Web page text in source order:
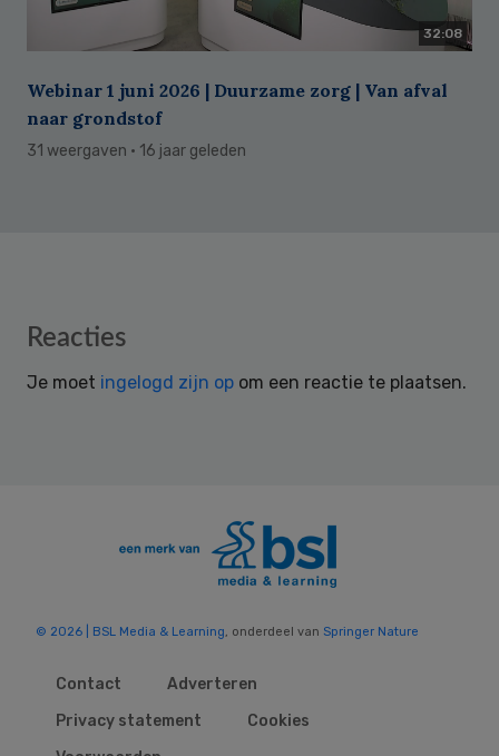
32:08
Webinar 1 juni 2026 | Duurzame zorg | Van afval
naar grondstof
31 weergaven · 16 jaar geleden
Reader
Reacties
Je moet ingelogd zijn op om een reactie te plaatsen.
© 2026 | BSL Media & Learning, onderdeel van Springer Nature
Contact
Adverteren
Privacy statement
Cookies